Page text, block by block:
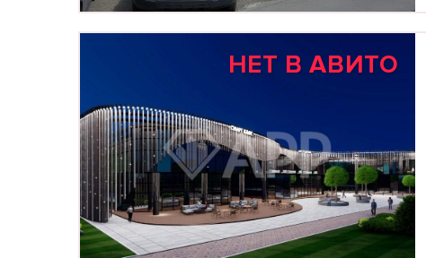
НЕТ В АВИТО